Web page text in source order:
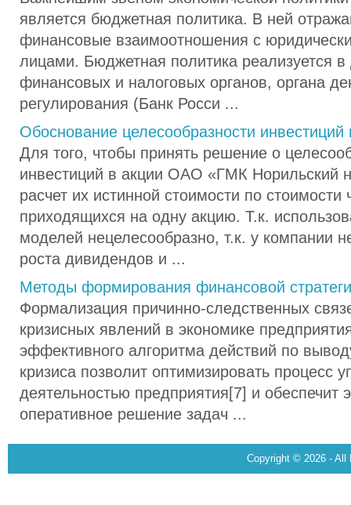
является бюджетная политика. В ней
финансовые взаимоотношения с
лицами. Бюджетная политика реализуется в
финансовых и налоговых органов, органа
регулирования (Банк Росси ...
Обоснование целесообразности инвестиций
Для того, чтобы принять решение о
инвестиций в акции ОАО «ГМК Норильский
расчет их истинной стоимости по стоимости
приходящихся на одну акцию. Т.к.
моделей нецелесообразно, т.к. у компании
роста дивидендов и ...
Методы формирования финансовой
Формализация причинно-следственных
кризисных явлений в экономике
эффективного алгоритма действий по
кризиса позволит оптимизировать процесс
деятельностью предприятия[7] и обеспечит
оперативное решение задач ...
Copyright © 2026 - All